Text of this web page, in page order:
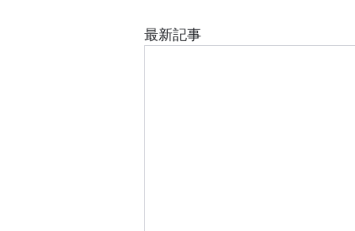
最新記事